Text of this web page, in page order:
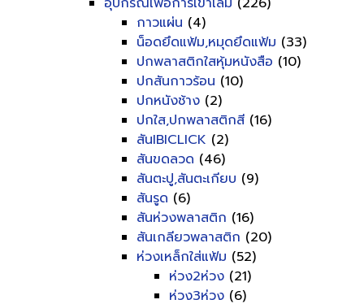
กาวแผ่น (4)
น็อดยึดแฟ้ม,หมุดยึดแฟ้ม (33)
ปกพลาสติกใสหุ้มหนังสือ (10)
ปกสันกาวร้อน (10)
ปกหนังช้าง (2)
ปกใส,ปกพลาสติกสี (16)
สันIBICLICK (2)
สันขดลวด (46)
สันตะปู,สันตะเกียบ (9)
สันรูด (6)
สันห่วงพลาสติก (16)
สันเกลียวพลาสติก (20)
ห่วงเหล็กใส่แฟ้ม (52)
ห่วง2ห่วง (21)
ห่วง3ห่วง (6)